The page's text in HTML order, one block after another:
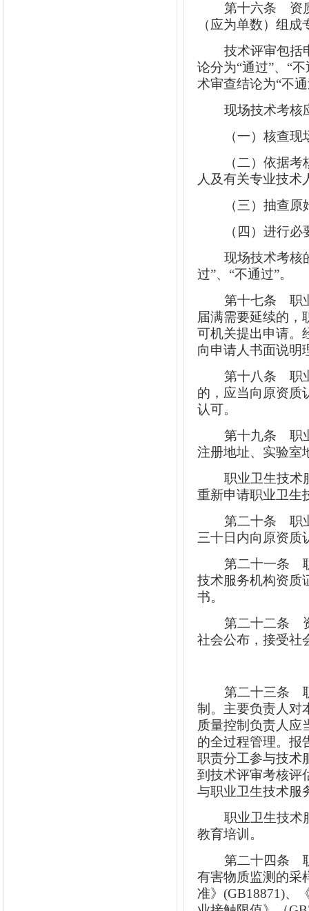
第十六条 资
（应为单数）组
技术评审包括
论分为“通过”、“
术审查结论为“不
现场技术考核
（一）核查
（二）依据
人及有关专业技术
（三）抽查
（四）进行
现场技术考核
过”、“不通过”。
第十七条 职
届满需要延续的，
可机关提出申请。
向申请人书面说明
第十八条 职
的，应当向原资质
认可。
第十九条 职
注册地址、实验室
职业卫生技术
重新申请职业卫生
第二十条 职
三十日内向原资质
第二十一条
技术服务机构资质
书。
第二十二条
社会公布，接受社
第二十三条
制。主要负责人对
质量控制负责人应
的全过程管理。报
职责分工参与技术
到技术评审考核评
与职业卫生技术服
职业卫生技术
教育培训。
第二十四条
有害物质监测的采
准》(GB18871)、